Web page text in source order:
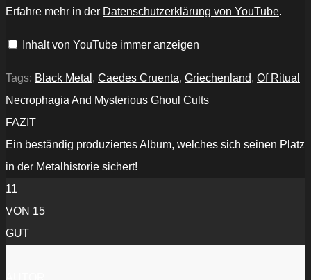
Ritual
Mysterious
von
YouTube
anzeigen
Erfahre mehr in der Datenschutzerklärung von YouTube.
Inhalt von YouTube immer anzeigen
Tags: Black Metal , Caedes Cruenta, Griechenland, Of Ritual
Necrophagia And Mysterious Ghoul Cults
FAZIT
Ein beständig produziertes Album, welches sich seinen Platz
in der Metalhistorie sichert!
11
VON 15
GUT